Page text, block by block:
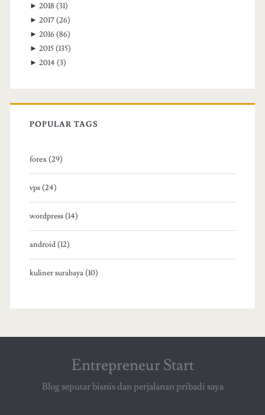
► 2018 (31)
► 2017 (26)
► 2016 (86)
► 2015 (135)
► 2014 (3)
POPULAR TAGS
forex (29)
vps (24)
wordpress (14)
android (12)
kuliner surabaya (10)
Entrepreneur Start
Blog seputar bisnis dan perjalanan pribadi saya